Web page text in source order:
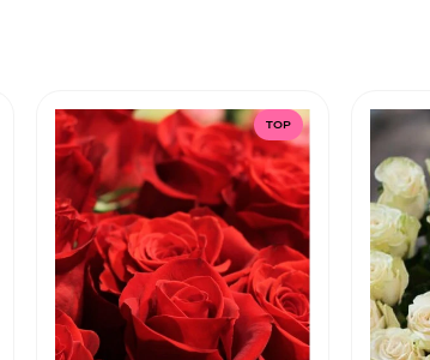
TOP